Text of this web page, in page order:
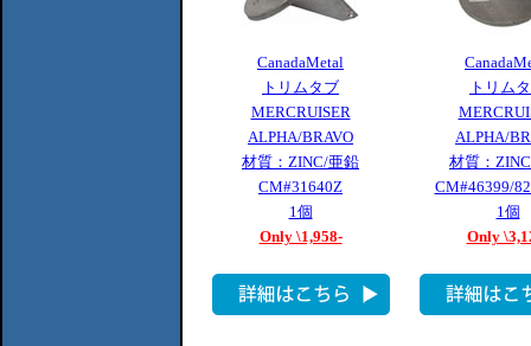
CanadaMetal
トリムタブ
MERCRUISER
ALPHA/BRAVO
材質：ZINC/亜鉛
CM#31640Z
1個
Only \1,958-
トリム
ALPHA/
材質：
CM#46399/
1個
Only